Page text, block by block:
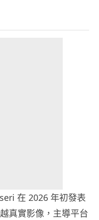
在 2026 年初發表
真實影像，主導平台